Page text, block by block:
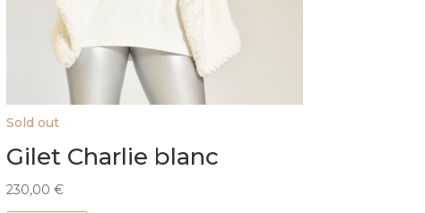
Sold out
Gilet Charlie blanc
230,00€